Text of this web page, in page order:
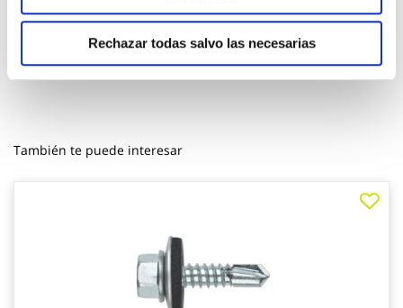
Rechazar todas salvo las necesarias
También te puede interesar